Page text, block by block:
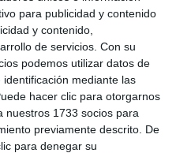
para publicidad y contenido
y contenido,
de servicios. Con su
podemos utilizar datos de
mediante las
hacer clic para otorgarnos
nuestros 1733 socios para
previamente descrito. De
para denegar su
19 horas.